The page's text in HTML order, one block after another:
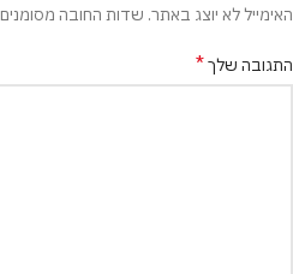
האימייל לא יוצג באתר. שדות החובה מסומנים
התגובה שלך*